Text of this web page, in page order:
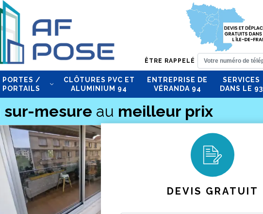
ÊTRE RAPPELÉ
PORTES /
PORTAILS
CLÔTURES PVC ET
ALUMINIUM 94
ENTREPRISE DE
VÉRANDA 94
SERVICES
DANS LE 93
sur-mesure au meilleur prix
DEVIS GRATUIT